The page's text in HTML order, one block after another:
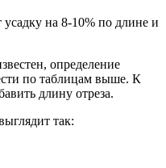
усадку на 8-10% по длине и
определение
по таблицам выше. К
длину отреза.
так: